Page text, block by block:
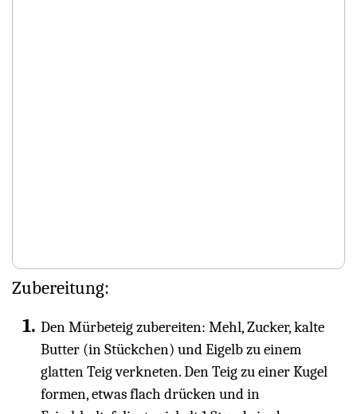
Zubereitung:
Den Mürbeteig zubereiten: Mehl, Zucker, kalte
Butter (in Stückchen) und Eigelb zu einem
glatten Teig verkneten. Den Teig zu einer Kugel
formen, etwas flach drücken und in